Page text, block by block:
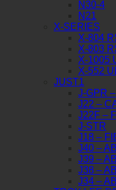
N30-4
N21
X-SERIES
X-804
X-803
X-1005
X-552
JUST1
J-GPR
J22 –
J22F –
J-STR
J18 –
J40 –
J39 –
J38 –
J34 –